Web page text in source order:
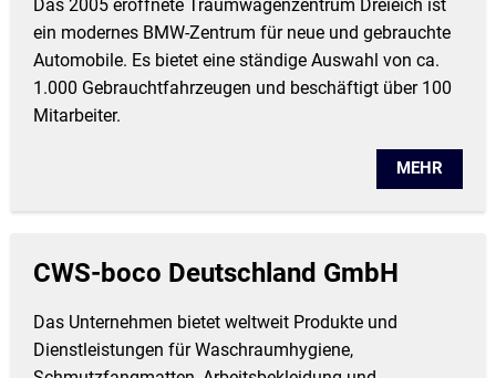
Das 2005 eröffnete Traumwagenzentrum Dreieich ist
ein modernes BMW-Zentrum für neue und gebrauchte
Automobile. Es bietet eine ständige Auswahl von ca.
1.000 Gebrauchtfahrzeugen und beschäftigt über 100
Mitarbeiter.
MEHR
CWS-boco Deutschland GmbH
Das Unternehmen bietet weltweit Produkte und
Dienstleistungen für Waschraumhygiene,